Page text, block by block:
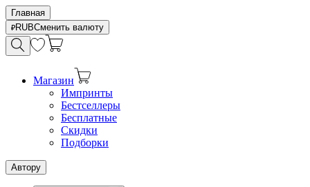
Главная
RUBСменить валюту
Магазин
Импринты
Бестселлеры
Бесплатные
Скидки
Подборки
Автору